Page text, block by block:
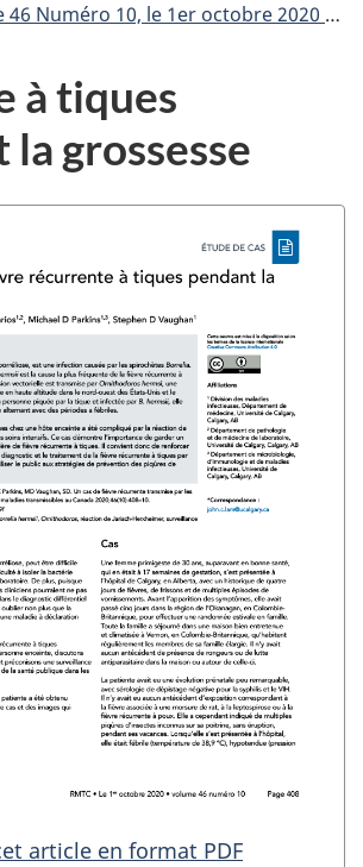
10, le 1er octobre 2020 : Biosécurité en Laboratoire
à tiques
la grossesse
article en format PDF